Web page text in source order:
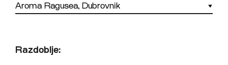
Razdoblje: